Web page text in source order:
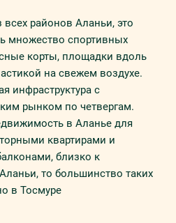
районов Аланьи, это
множество спортивных
корты, площадки вдоль
на свежем воздухе.
инфраструктура с
рынком по четвергам.
в Аланье для
квартирами и
близко к
то большинство таких
в Тосмуре